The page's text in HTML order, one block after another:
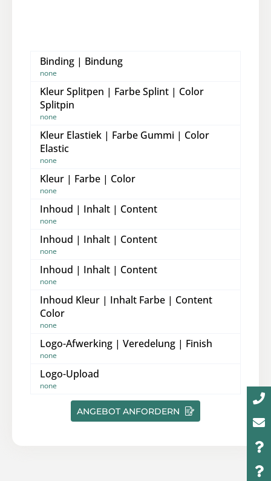
Binding | Bindung
none
Kleur Splitpen | Farbe Splint | Color
Splitpin
none
Kleur Elastiek | Farbe Gummi | Color
Elastic
none
Kleur | Farbe | Color
none
Inhoud | Inhalt | Content
none
Inhoud | Inhalt | Content
none
Inhoud | Inhalt | Content
none
Inhoud Kleur | Inhalt Farbe | Content
Color
none
Logo-Afwerking | Veredelung | Finish
none
Logo-Upload
none
ANGEBOT ANFORDERN